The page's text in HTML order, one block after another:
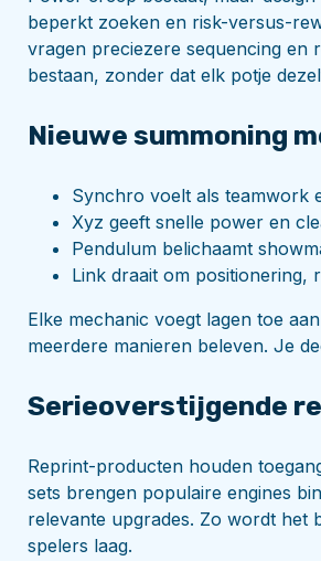
beperkt zoeken en risk-versus-
vragen preciezere sequencing en
bestaan, zonder dat elk potje
Nieuwe summoning
Synchro voelt als teamwork
Xyz geeft snelle power en
Pendulum belichaamt
Link draait om positionering,
Elke mechanic voegt lagen toe
meerdere manieren beleven. Je
Serieoverstijgende
Reprint-producten houden
sets brengen populaire engines
relevante upgrades. Zo wordt het
spelers laag.